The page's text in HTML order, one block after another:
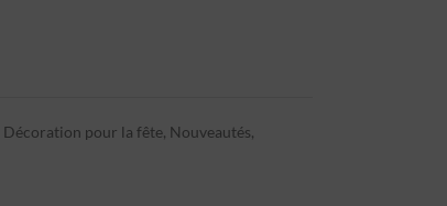
Décoration pour la fête, Nouveautés,